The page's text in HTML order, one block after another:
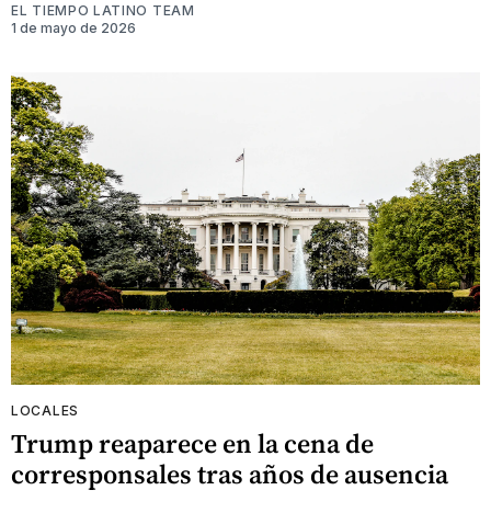
EL TIEMPO LATINO TEAM
1 de mayo de 2026
LOCALES
Trump reaparece en la cena de
corresponsales tras años de ausencia